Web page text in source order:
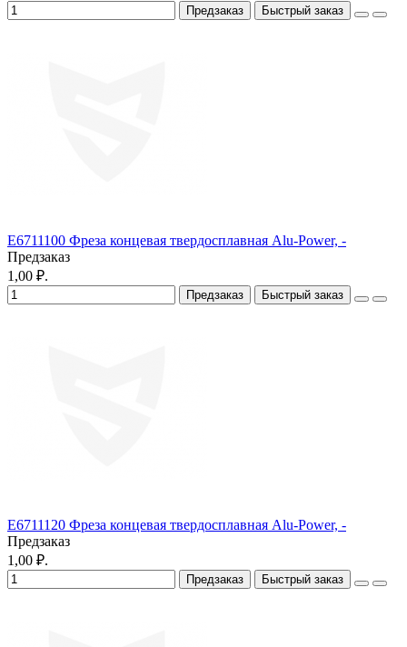
Предзаказ Быстрый заказ
E6711100 Фреза концевая твердосплавная Alu-Power, -
Предзаказ
1,00 ₽.
Предзаказ Быстрый заказ
E6711120 Фреза концевая твердосплавная Alu-Power, -
Предзаказ
1,00 ₽.
Предзаказ Быстрый заказ